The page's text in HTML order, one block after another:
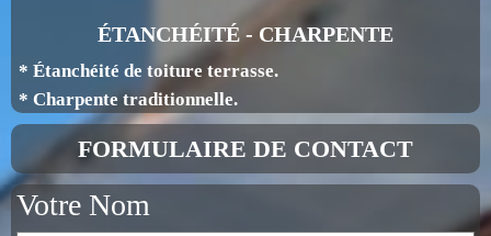
ÉTANCHÉITÉ - CHARPENTE
* Étanchéité de toiture terrasse.
* Charpente traditionnelle.
FORMULAIRE DE CONTACT
Votre Nom